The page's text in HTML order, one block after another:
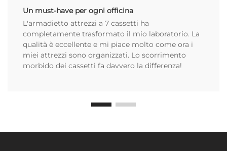
Un must-have per ogni officina
L'armadietto attrezzi a 7 cassetti ha
completamente trasformato il mio laboratorio. La
qualità è eccellente e mi piace molto come ora i
miei attrezzi sono organizzati. Lo scorrimento
morbido dei cassetti fa davvero la differenza!